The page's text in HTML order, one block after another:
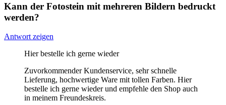
Kann der Fotostein mit mehreren Bildern bedruckt
werden?
Antwort zeigen
Hier bestelle ich gerne wieder
Zuvorkommender Kundenservice, sehr schnelle
Lieferung, hochwertige Ware mit tollen Farben. Hier
bestelle ich gerne wieder und empfehle den Shop auch
in meinem Freundeskreis.